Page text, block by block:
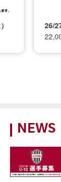
26/
NEWS